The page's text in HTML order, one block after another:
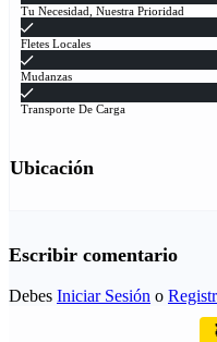
Tu Necesidad, Nuestra Prioridad
Fletes Locales
Mudanzas
Transporte De Carga
Ubicación
Escribir comentario
Debes Iniciar Sesión o